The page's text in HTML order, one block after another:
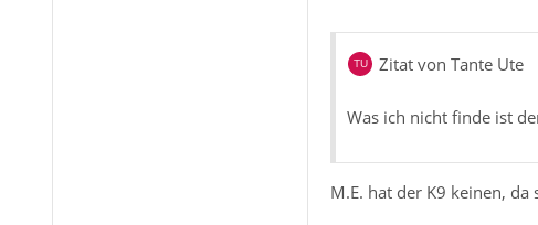
Zitat von Tante Ute
Was ich nicht finde ist
M.E. hat der K9 keinen,